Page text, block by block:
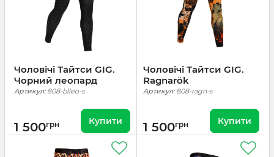
Чоловічі Тайтси GIG.
Чорний леопард
Артикул:808-blleo-s
1 500грн Купити
Чоловічі Тайтси GIG.
Ragnarök
Артикул:808-ragn-s
1 500грн Купити